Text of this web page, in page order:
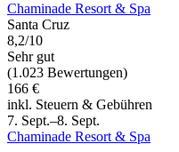
Chaminade Resort & Spa
Santa Cruz
8,2/10
Sehr gut
(1.023 Bewertungen)
166 €
inkl. Steuern & Gebühren
7. Sept.–8. Sept.
Chaminade Resort & Spa